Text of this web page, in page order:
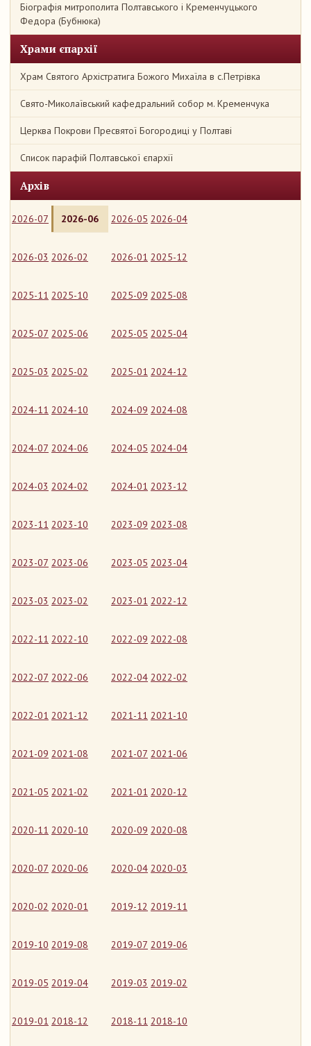
Біографія митрополита Полтавського і Кременчуцького
Федора (Бубнюка)
Храми єпархії
Храм Святого Архістратига Божого Михаїла в с.Петрівка
Свято-Миколаївський кафедральний собор м. Кременчука
Церква Покрови Пресвятої Богородиці у Полтаві
Список парафій Полтавської єпархії
Архів
2026-07 2026-06 2026-05 2026-04
2026-03 2026-02 2026-01 2025-12
2025-11 2025-10 2025-09 2025-08
2025-07 2025-06 2025-05 2025-04
2025-03 2025-02 2025-01 2024-12
2024-11 2024-10 2024-09 2024-08
2024-07 2024-06 2024-05 2024-04
2024-03 2024-02 2024-01 2023-12
2023-11 2023-10 2023-09 2023-08
2023-07 2023-06 2023-05 2023-04
2023-03 2023-02 2023-01 2022-12
2022-11 2022-10 2022-09 2022-08
2022-07 2022-06 2022-04 2022-02
2022-01 2021-12 2021-11 2021-10
2021-09 2021-08 2021-07 2021-06
2021-05 2021-02 2021-01 2020-12
2020-11 2020-10 2020-09 2020-08
2020-07 2020-06 2020-04 2020-03
2020-02 2020-01 2019-12 2019-11
2019-10 2019-08 2019-07 2019-06
2019-05 2019-04 2019-03 2019-02
2019-01 2018-12 2018-11 2018-10